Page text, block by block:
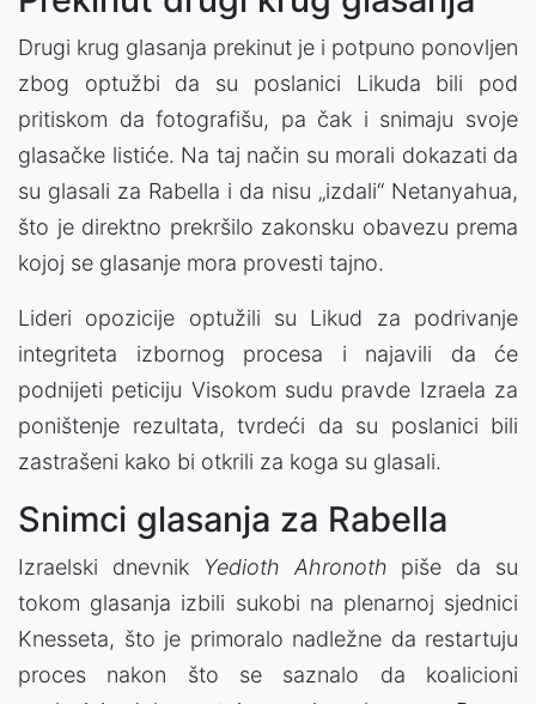
Drugi krug glasanja prekinut je i potpuno ponovljen
zbog optužbi da su poslanici Likuda bili pod
pritiskom da fotografišu, pa čak i snimaju svoje
glasačke listiće. Na taj način su morali dokazati da
su glasali za Rabella i da nisu „izdali“ Netanyahua,
što je direktno prekršilo zakonsku obavezu prema
kojoj se glasanje mora provesti tajno.
Lideri opozicije optužili su Likud za podrivanje
integriteta izbornog procesa i najavili da će
podnijeti peticiju Visokom sudu pravde Izraela za
poništenje rezultata, tvrdeći da su poslanici bili
zastrašeni kako bi otkrili za koga su glasali.
Snimci glasanja za Rabella
Izraelski dnevnik Yedioth Ahronoth piše da su
tokom glasanja izbili sukobi na plenarnoj sjednici
Knesseta, što je primoralo nadležne da restartuju
proces nakon što se saznalo da koalicioni